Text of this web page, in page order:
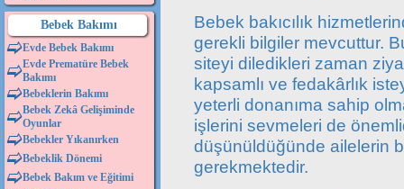
Bebek Bakımı
Evde Bebek Bakımı
Evde Prematüre Bebek
Bakımı
Bebeklerin Bakımı
Bebek Zekâ Gelişiminde
Oyunlar
Bebekler Yıkanırken
Bebeklik Dönemi
Bebek Bakım ve Eğitimi
Bebek bakıcılık
gerekli bilgiler mevcuttur.
siteyi diledikleri zaman
kapsamlı ve fedakârlık
yeterli donanıma sahip
işlerini sevmeleri de
düşünüldüğünde ailelerin
gerekmektedir.